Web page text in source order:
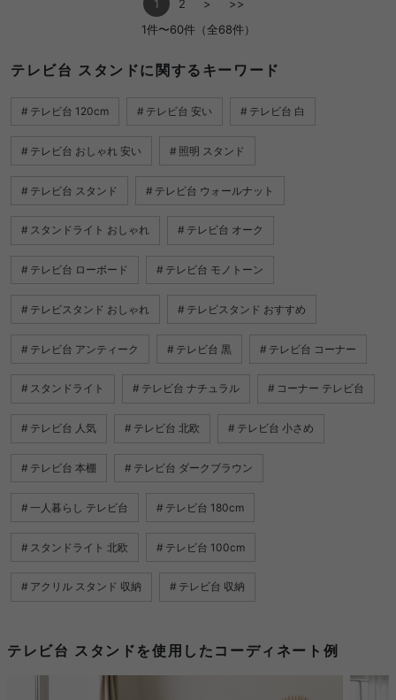
1 2 >
>>
1件〜60件（全68件）
テレビ台 スタンドに関するキーワード
テレビ台 120cm テレビ台 安い テレビ台 白
テレビ台 おしゃれ 安い 照明 スタンド
テレビ台 スタンド テレビ台 ウォールナット
スタンドライト おしゃれ テレビ台 オーク
テレビ台 ローボード テレビ台 モノトーン
テレビスタンド おしゃれ テレビスタンド おすすめ
テレビ台 アンティーク テレビ台 黒 テレビ台 コーナー
スタンドライト テレビ台 ナチュラル コーナー テレビ台
テレビ台 人気 テレビ台 北欧 テレビ台 小さめ
テレビ台 本棚 テレビ台 ダークブラウン
一人暮らし テレビ台 テレビ台 180cm
スタンドライト 北欧 テレビ台 100cm
アクリル スタンド 収納 テレビ台 収納
テレビ台 スタンドを使用したコーディネート例